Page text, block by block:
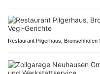
Restaurant Pilgerhaus,